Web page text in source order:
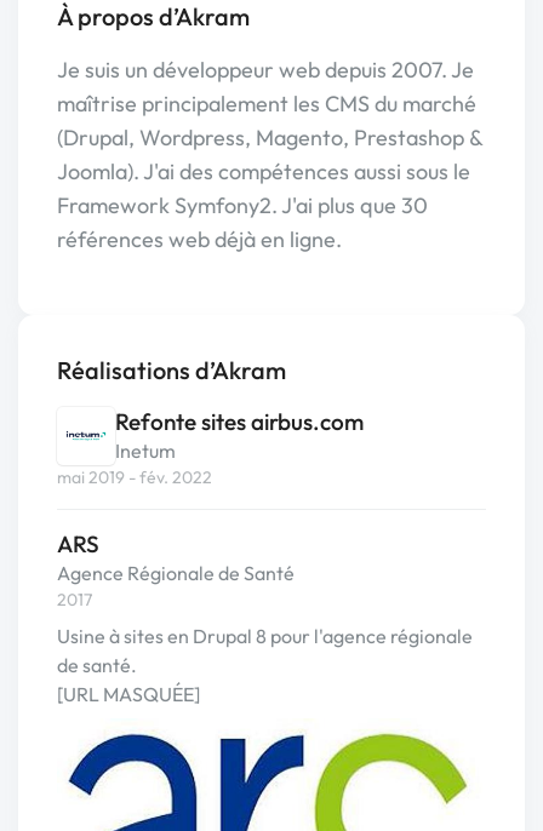
À propos d’Akram
Je suis un développeur web depuis 2007. Je
maîtrise principalement les CMS du marché
(Drupal, Wordpress, Magento, Prestashop &
Joomla). J'ai des compétences aussi sous le
Framework Symfony2. J'ai plus que 30
références web déjà en ligne.
Réalisations d’Akram
Refonte sites airbus.com
Inetum
mai 2019 - fév. 2022
ARS
Agence Régionale de Santé
2017
Usine à sites en Drupal 8 pour l'agence régionale
de santé.
[URL MASQUÉE]